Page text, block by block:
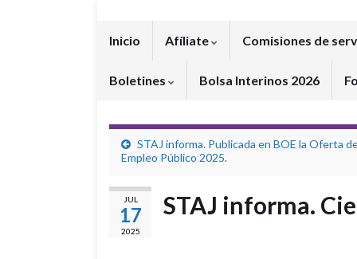
Inicio Afíliate Comisiones de
Boletines Bolsa Interinos 2026
STAJ informa. Publicada en BOE la Oferta
Empleo Público 2025.
JUL
17
2025
STAJ informa.